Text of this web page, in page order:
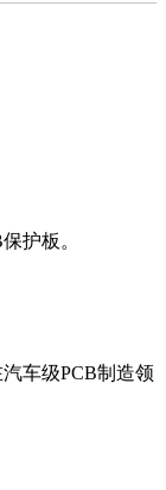
护板。
车级PCB制造领